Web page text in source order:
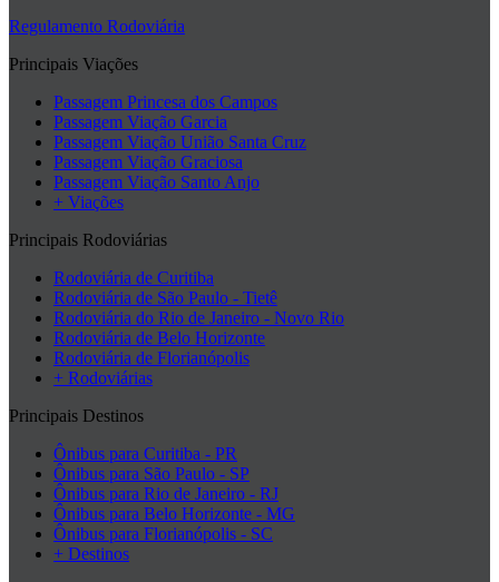
Regulamento Rodoviária
Principais Viações
Passagem Princesa dos Campos
Passagem Viação Garcia
Passagem Viação União Santa Cruz
Passagem Viação Graciosa
Passagem Viação Santo Anjo
+ Viações
Principais Rodoviárias
Rodoviária de Curitiba
Rodoviária de São Paulo - Tietê
Rodoviária do Rio de Janeiro - Novo Rio
Rodoviária de Belo Horizonte
Rodoviária de Florianópolis
+ Rodoviárias
Principais Destinos
Ônibus para Curitiba - PR
Ônibus para São Paulo - SP
Ônibus para Rio de Janeiro - RJ
Ônibus para Belo Horizonte - MG
Ônibus para Florianópolis - SC
+ Destinos